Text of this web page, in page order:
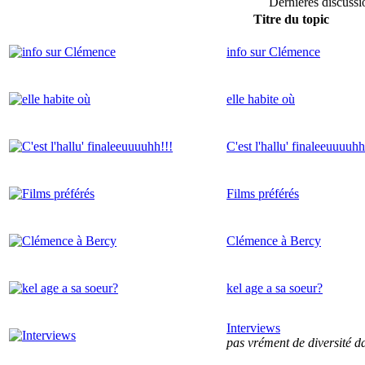
Titre du topic
info sur Clémence
elle habite où
C'est l'hallu'
Films préférés
Clémence à Bercy
kel age a sa soeur?
Interviews
pas vrément de diversité